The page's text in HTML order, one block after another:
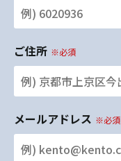
ご住所 ※必須
メールアドレス ※必須